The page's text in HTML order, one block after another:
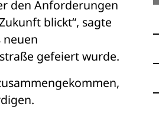
den Anforderungen
blickt“, sagte
neuen
gefeiert wurde.